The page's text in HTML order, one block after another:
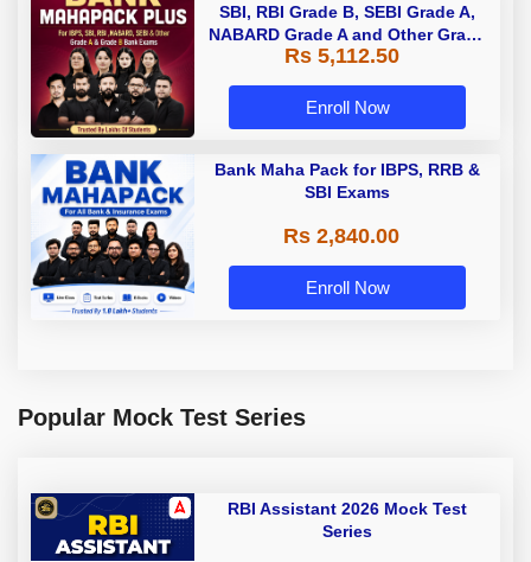
SBI, RBI Grade B, SEBI Grade A,
NABARD Grade A and Other Grade
A & Grade B Bank Exams
Rs 5,112.50
Enroll Now
Bank Maha Pack for IBPS, RRB &
SBI Exams
Rs 2,840.00
Enroll Now
Popular Mock Test Series
RBI Assistant 2026 Mock Test
Series